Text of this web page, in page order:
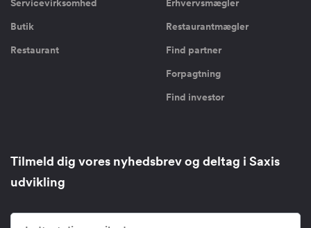
Servicevirksomhed
Butik
Restaurant
Erhvervsmægler
Restaurantmægler
Find partner
Forpagtning
Find investor
Tilmeld dig vores nyhedsbrev og deltag i Saxis
udvikling